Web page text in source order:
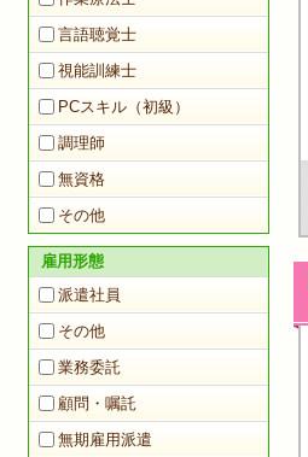
言語聴覚士
視能訓練士
PCスキル（初級）
調理師
無資格
その他
雇用形態
派遣社員
その他
業務委託
顧問・嘱託
無期雇用派遣